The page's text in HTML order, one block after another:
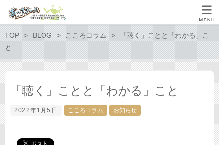
TOP BLOG こころコラム
「聴く」ことと「わかる」こ
と
「聴く」ことと「わかる」こと
2022年1月5日 こころコラム お知らせ